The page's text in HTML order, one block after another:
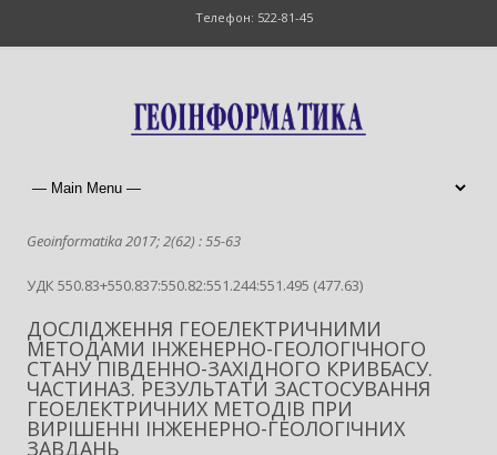
Телефон: 522-81-45
Geoinformatika 2017; 2(62) : 55-63
УДК 550.83+550.837:550.82:551.244:551.495 (477.63)
ДОСЛІДЖЕННЯ ГЕОЕЛЕКТРИЧНИМИ
МЕТОДАМИ ІНЖЕНЕРНО-ГЕОЛОГІЧНОГО
СТАНУ ПІВДЕННО-ЗАХІДНОГО КРИВБАСУ.
ЧАСТИНА3. РЕЗУЛЬТАТИ ЗАСТОСУВАННЯ
ГЕОЕЛЕКТРИЧНИХ МЕТОДІВ ПРИ
ВИРІШЕННІ ІНЖЕНЕРНО-ГЕОЛОГІЧНИХ
ЗАВДАНЬ